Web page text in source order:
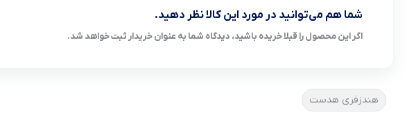
شما هم می‌توانید در مورد این کالا نظر دهید.
اگر این محصول را قبلا خریده باشید، دیدگاه شما به عنوان خریدار ثبت خواهد شد.
هندزفری هدست